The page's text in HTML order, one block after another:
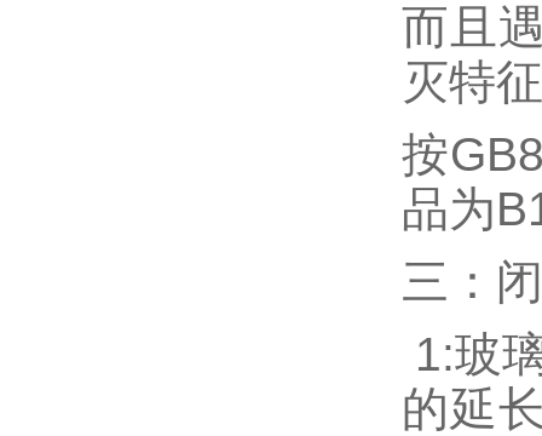
而且
灭特
按
品为
三：
1:玻
的延